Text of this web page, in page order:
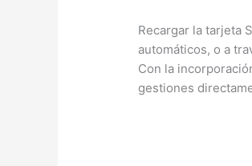
Recargar la tarjeta
automáticos, o a
Con la
gestiones